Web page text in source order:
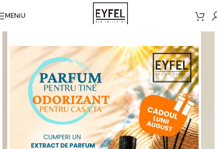
MENIU